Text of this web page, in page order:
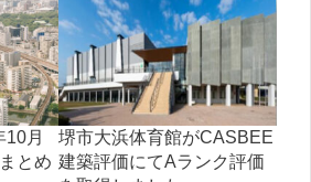
10月
とめ
堺市大浜体育館がCASBEE
建築評価にてAランク評価